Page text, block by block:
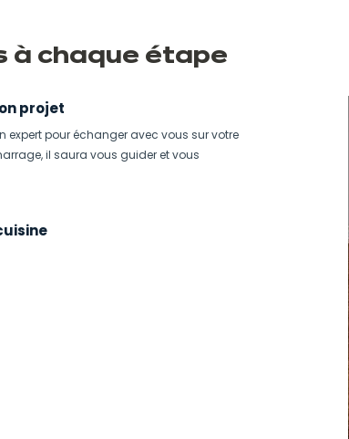
à chaque étape
projet
expert pour échanger avec vous sur votre
il saura vous guider et vous